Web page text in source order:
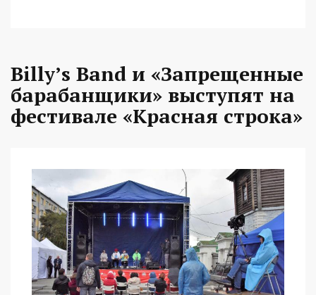
Billy’s Band и «Запрещенные
барабанщики» выступят на
фестивале «Красная строка»